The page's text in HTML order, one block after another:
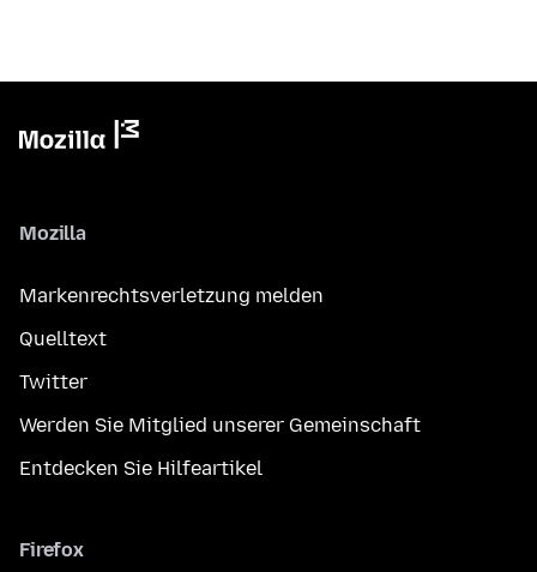
Mozilla
Markenrechtsverletzung melden
Quelltext
Twitter
Werden Sie Mitglied unserer Gemeinschaft
Entdecken Sie Hilfeartikel
Firefox